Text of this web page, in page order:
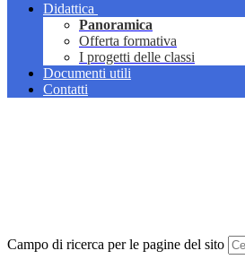
Didattica
Panoramica
Offerta formativa
I progetti delle classi
Documenti utili
Contatti
Campo di ricerca per le pagine del sito